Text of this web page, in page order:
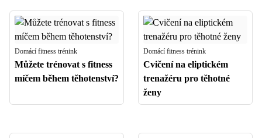
Domácí fitness trénink
Můžete trénovat s fitness
míčem během těhotenství?
Domácí fitness trénink
Cvičení na eliptickém
trenažéru pro těhotné
ženy